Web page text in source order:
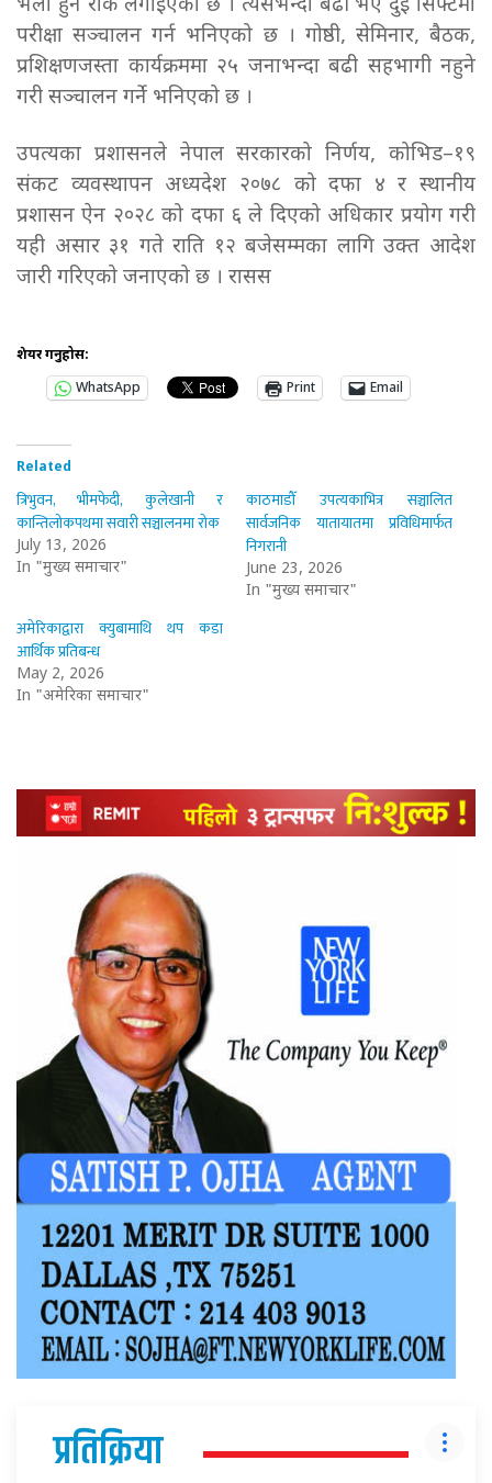
भेला हुन रोक लगाइएको छ । त्यसभन्दा बढी भए दुई सिफ्टमा
परीक्षा सञ्चालन गर्न भनिएको छ । गोष्ठी, सेमिनार, बैठक,
प्रशिक्षणजस्ता कार्यक्रममा २५ जनाभन्दा बढी सहभागी नहुने
गरी सञ्चालन गर्ने भनिएको छ ।
उपत्यका प्रशासनले नेपाल सरकारको निर्णय, कोभिड–१९
संकट व्यवस्थापन अध्यदेश २०७८ को दफा ४ र स्थानीय
प्रशासन ऐन २०२८ को दफा ६ ले दिएको अधिकार प्रयोग गरी
यही असार ३१ गते राति १२ बजेसम्मका लागि उक्त आदेश
जारी गरिएको जनाएको छ । रासस
शेयर गर्नुहोस:
WhatsApp
Print Email
Related
त्रिभुवन, भीमफेदी, कुलेखानी र
कान्तिलोकपथमा सवारी सञ्चालनमा रोक
July 13, 2026
In "मुख्य समाचार"
काठमाडौँ उपत्यकाभित्र सञ्चालित
सार्वजनिक यातायातमा प्रविधिमार्फत
निगरानी
June 23, 2026
In "मुख्य समाचार"
अमेरिकाद्वारा क्युबामाथि थप कडा
आर्थिक प्रतिबन्ध
May 2, 2026
In "अमेरिका समाचार"
प्रतिक्रिया